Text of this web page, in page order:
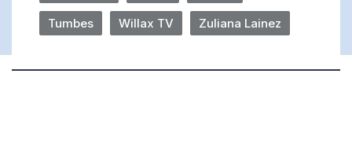
Tumbes Willax TV Zuliana Lainez